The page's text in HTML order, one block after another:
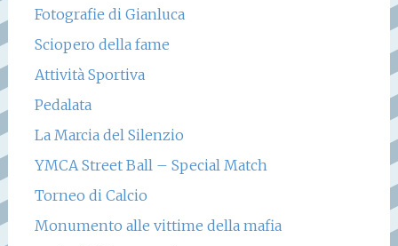
Fotografie di Gianluca
Sciopero della fame
Attività Sportiva
Pedalata
La Marcia del Silenzio
YMCA Street Ball – Special Match
Torneo di Calcio
Monumento alle vittime della mafia